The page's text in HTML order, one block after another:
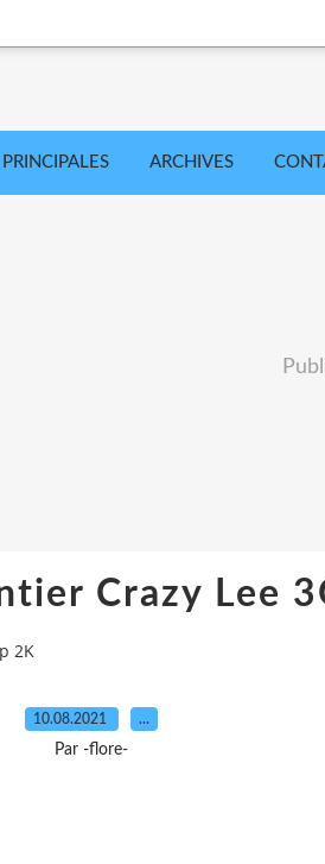
ARCHIVES
Crazy Lee
2K
10.08.2021 …
Par -flore-